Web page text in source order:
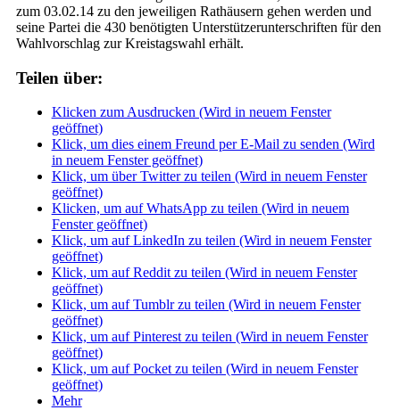
zum 03.02.14 zu den jeweiligen Rathäusern gehen werden und
seine Partei die 430 benötigten Unterstützerunterschriften für den
Wahlvorschlag zur Kreistagswahl erhält.
Teilen über:
Klicken zum Ausdrucken (Wird in neuem Fenster
geöffnet)
Klick, um dies einem Freund per E-Mail zu senden (Wird
in neuem Fenster geöffnet)
Klick, um über Twitter zu teilen (Wird in neuem Fenster
geöffnet)
Klicken, um auf WhatsApp zu teilen (Wird in neuem
Fenster geöffnet)
Klick, um auf LinkedIn zu teilen (Wird in neuem Fenster
geöffnet)
Klick, um auf Reddit zu teilen (Wird in neuem Fenster
geöffnet)
Klick, um auf Tumblr zu teilen (Wird in neuem Fenster
geöffnet)
Klick, um auf Pinterest zu teilen (Wird in neuem Fenster
geöffnet)
Klick, um auf Pocket zu teilen (Wird in neuem Fenster
geöffnet)
Mehr